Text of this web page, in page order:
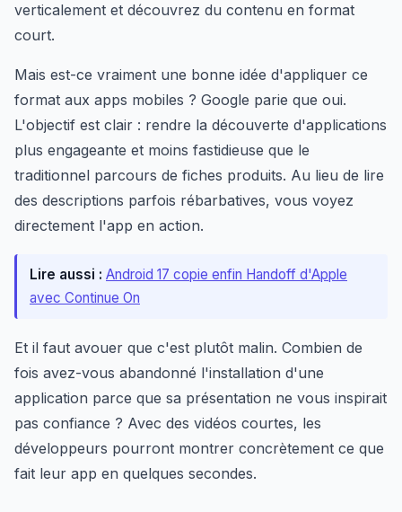
verticalement et découvrez du contenu en format
court.
Mais est-ce vraiment une bonne idée d'appliquer ce
format aux apps mobiles ? Google parie que oui.
L'objectif est clair : rendre la découverte d'applications
plus engageante et moins fastidieuse que le
traditionnel parcours de fiches produits. Au lieu de lire
des descriptions parfois rébarbatives, vous voyez
directement l'app en action.
Lire aussi : Android 17 copie enfin Handoff d'Apple
avec Continue On
Et il faut avouer que c'est plutôt malin. Combien de
fois avez-vous abandonné l'installation d'une
application parce que sa présentation ne vous inspirait
pas confiance ? Avec des vidéos courtes, les
développeurs pourront montrer concrètement ce que
fait leur app en quelques secondes.